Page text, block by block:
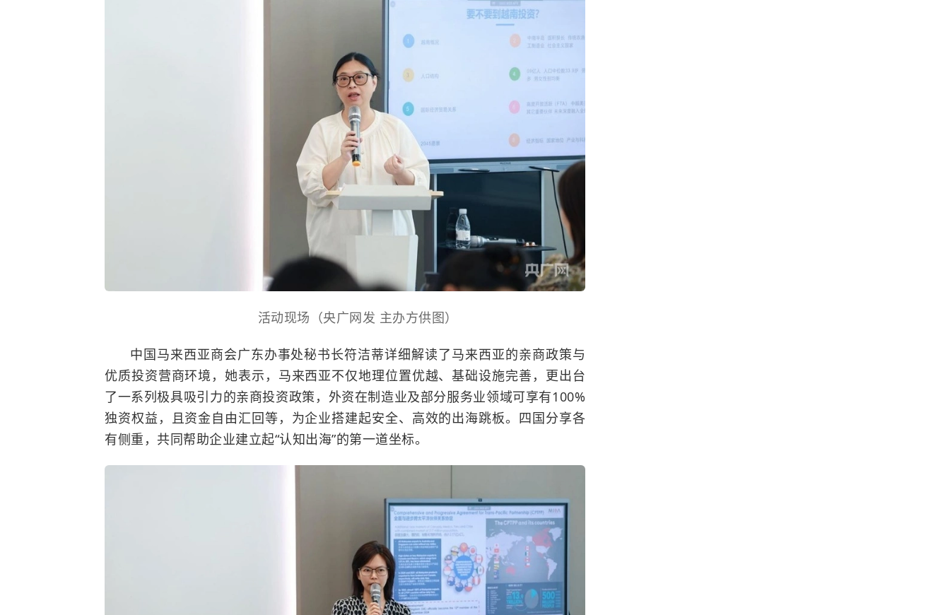
活动现场（央广网发 主办方供图）
中国马来西亚商会广东办事处秘书长符洁蒂详细解读了马来西亚的亲商政策与
优质投资营商环境，她表示，马来西亚不仅地理位置优越、基础设施完善，更出台
了一系列极具吸引力的亲商投资政策，外资在制造业及部分服务业领域可享有100%
独资权益，且资金自由汇回等，为企业搭建起安全、高效的出海跳板。四国分享各
有侧重，共同帮助企业建立起“认知出海”的第一道坐标。